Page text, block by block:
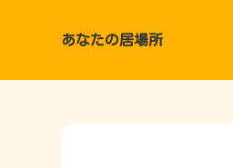
あなたの居場所